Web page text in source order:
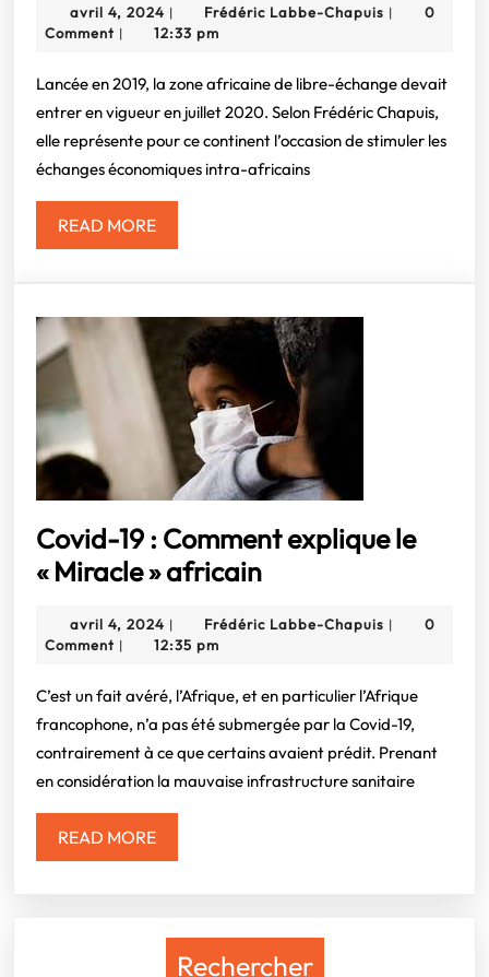
La
africaine
de
libre-
échange
occasion
en
or
pour
l’après
Covid
avril 4, 2024 avril
4,
| Frédéric Labbe-Chapuis Frédéric
|
0
Comment | 12:33 pm
Lancée en 2019, la zone africaine de libre-échange devait
entrer en vigueur en juillet 2020. Selon Frédéric Chapuis,
elle représente pour ce continent l’occasion de stimuler les
échanges économiques intra-africains
READ MOREREAD
MORE
Covid-19 : Comment explique le
« Miracle » africainCovid-
:
explique
le
« Miracle »
africain
avril 4, 2024 avril
4,
| Frédéric Labbe-Chapuis Frédéric
|
0
Comment | 12:35 pm
C’est un fait avéré, l’Afrique, et en particulier l’Afrique
francophone, n’a pas été submergée par la Covid-19,
contrairement à ce que certains avaient prédit. Prenant
en considération la mauvaise infrastructure sanitaire
READ MOREREAD
MORE
Rechercher